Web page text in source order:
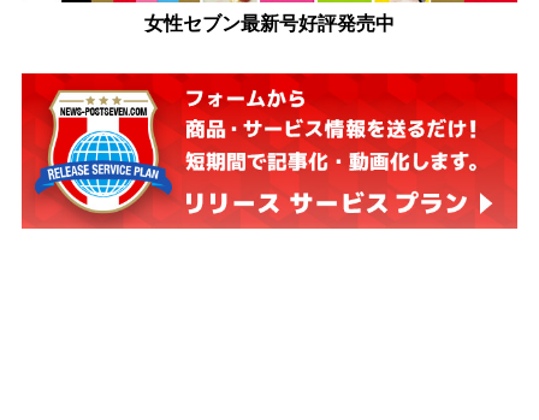
女性セブン最新号好評発売中